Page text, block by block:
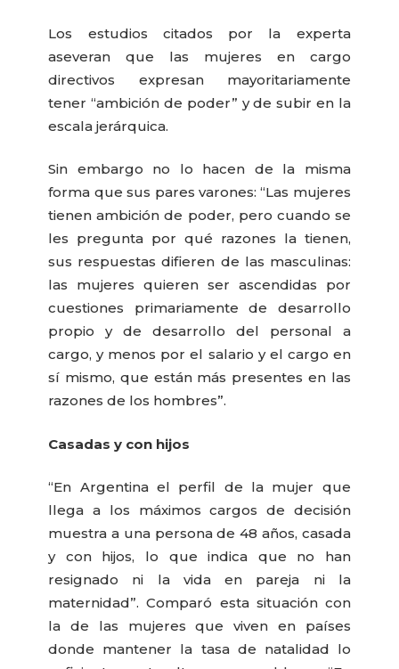
Los estudios citados por la experta
aseveran que las mujeres en cargo
directivos expresan mayoritariamente
tener “ambición de poder” y de subir en la
escala jerárquica.
Sin embargo no lo hacen de la misma
forma que sus pares varones: “Las mujeres
tienen ambición de poder, pero cuando se
les pregunta por qué razones la tienen,
sus respuestas difieren de las masculinas:
las mujeres quieren ser ascendidas por
cuestiones primariamente de desarrollo
propio y de desarrollo del personal a
cargo, y menos por el salario y el cargo en
sí mismo, que están más presentes en las
razones de los hombres”.
Casadas y con hijos
“En Argentina el perfil de la mujer que
llega a los máximos cargos de decisión
muestra a una persona de 48 años, casada
y con hijos, lo que indica que no han
resignado ni la vida en pareja ni la
maternidad”. Comparó esta situación con
la de las mujeres que viven en países
donde mantener la tasa de natalidad lo